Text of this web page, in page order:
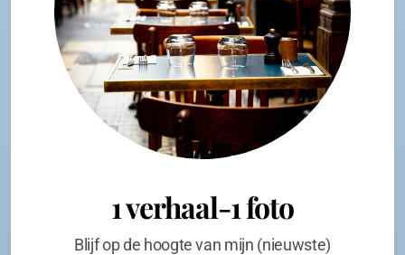
1 verhaal-1 foto
Blijf op de hoogte van mijn (nieuwste)